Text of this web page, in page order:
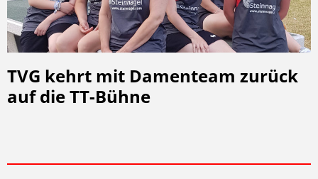
TVG kehrt mit Damenteam zurück
auf die TT-Bühne